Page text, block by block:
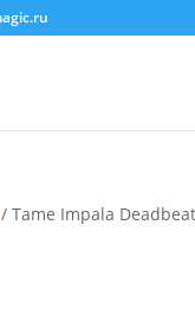
/ Tame Impala